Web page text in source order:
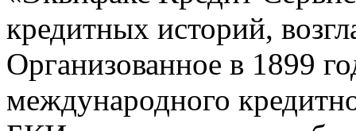
кредитных историй,
Организованное в 1899
международного